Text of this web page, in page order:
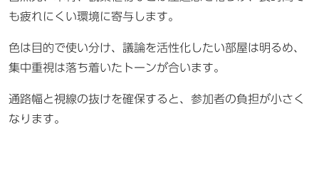
も疲れにくい環境に寄与します。
色は目的で使い分け、議論を活性化したい部屋は明るめ、
集中重視は落ち着いたトーンが合います。
通路幅と視線の抜けを確保すると、参加者の負担が小さく
なります。